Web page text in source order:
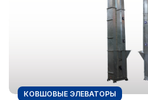
КОВШОВЫЕ ЭЛЕВАТОРЫ